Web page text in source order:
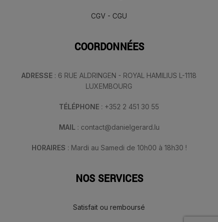
CGV - CGU
COORDONNÉES
ADRESSE : 6 RUE ALDRINGEN - ROYAL HAMILIUS L-1118
LUXEMBOURG
TÉLÉPHONE : +352 2 451 30 55
MAIL : contact@danielgerard.lu
HORAIRES : Mardi au Samedi de 10h00 à 18h30 !
NOS SERVICES
Satisfait ou remboursé